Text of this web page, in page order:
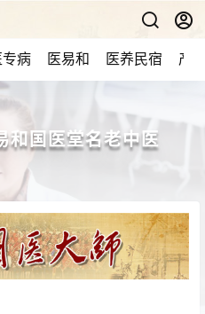
病 医易和 医养民宿 产
和国医堂名老中医